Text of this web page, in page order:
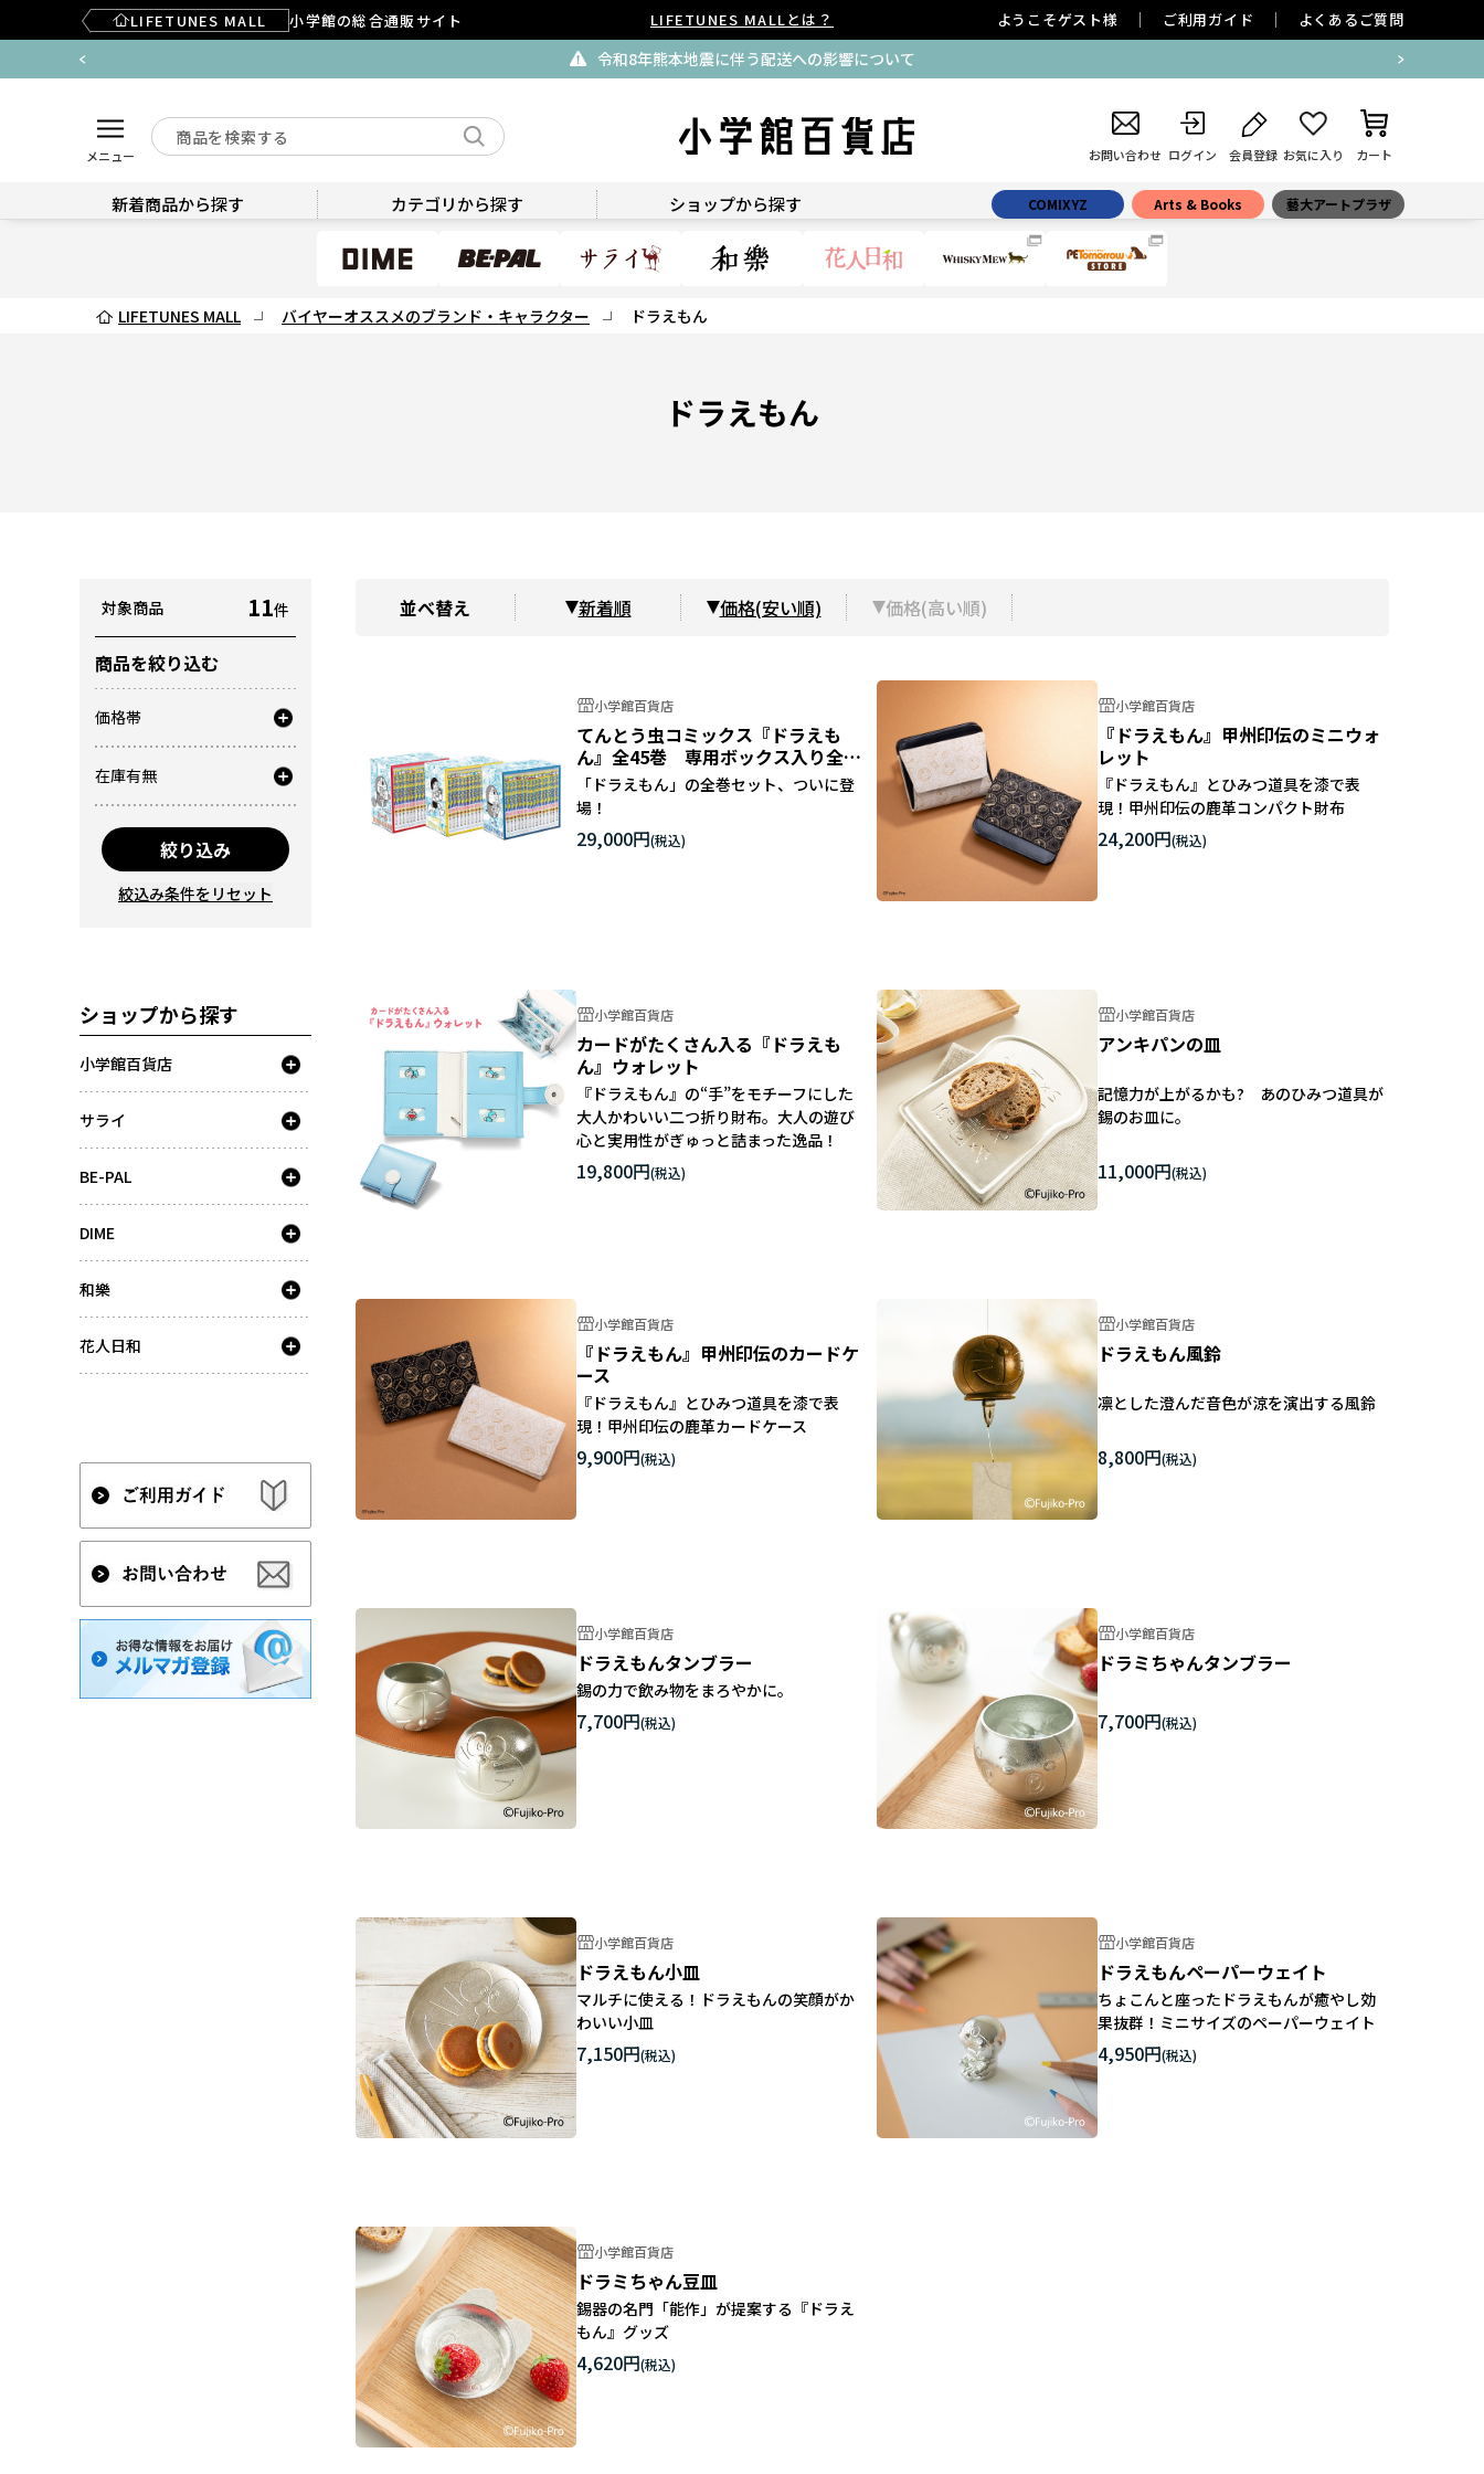
LIFETUNES MALL 小学館の総合通販サイト LIFETUNES MALLとは？ ようこそゲスト様 ご利用ガイド よくあるご質問
令和8年熊本地震に伴う配送への影響について
メニュー お問い合わせ ログイン 会員登録 お気に入り カート
新着商品から探す カテゴリから探す ショップから探す COMIXYZ Arts & Books 藝大アートプラザ
LIFETUNES MALL バイヤーオススメのブランド・キャラクター ドラえもん
ドラえもん
対象商品 11件
商品を絞り込む
価格帯
在庫有無
絞り込み
絞込み条件をリセット
ショップから探す
小学館百貨店
サライ
BE-PAL
DIME
和樂
花人日和
並べ替え 新着順 価格(安い順) 価格(高い順)
小学館百貨店
てんとう虫コミックス『ドラえも
ん』全45巻 専用ボックス入り全巻
セット
「ドラえもん」の全巻セット、ついに登
場！
29,000円
小学館百貨店
『ドラえもん』甲州印伝のミニウォ
レット
『ドラえもん』とひみつ道具を漆で表
現！甲州印伝の鹿革コンパクト財布
24,200円
小学館百貨店
カードがたくさん入る『ドラえも
ん』ウォレット
『ドラえもん』の“手”をモチーフにした
大人かわいい二つ折り財布。大人の遊び
心と実用性がぎゅっと詰まった逸品！
19,800円
小学館百貨店
アンキパンの皿
記憶力が上がるかも? あのひみつ道具が
錫のお皿に。
11,000円
小学館百貨店
『ドラえもん』甲州印伝のカードケ
ース
『ドラえもん』とひみつ道具を漆で表
現！甲州印伝の鹿革カードケース
9,900円
小学館百貨店
ドラえもん風鈴
凛とした澄んだ音色が涼を演出する風鈴
8,800円
小学館百貨店
ドラえもんタンブラー
錫の力で飲み物をまろやかに。
7,700円
小学館百貨店
ドラミちゃんタンブラー
7,700円
小学館百貨店
ドラえもん小皿
マルチに使える！ドラえもんの笑顔がか
わいい小皿
7,150円
小学館百貨店
ドラえもんペーパーウェイト
ちょこんと座ったドラえもんが癒やし効
果抜群！ミニサイズのペーパーウェイト
4,950円
小学館百貨店
ドラミちゃん豆皿
錫器の名門「能作」が提案する『ドラえ
もん』グッズ
4,620円